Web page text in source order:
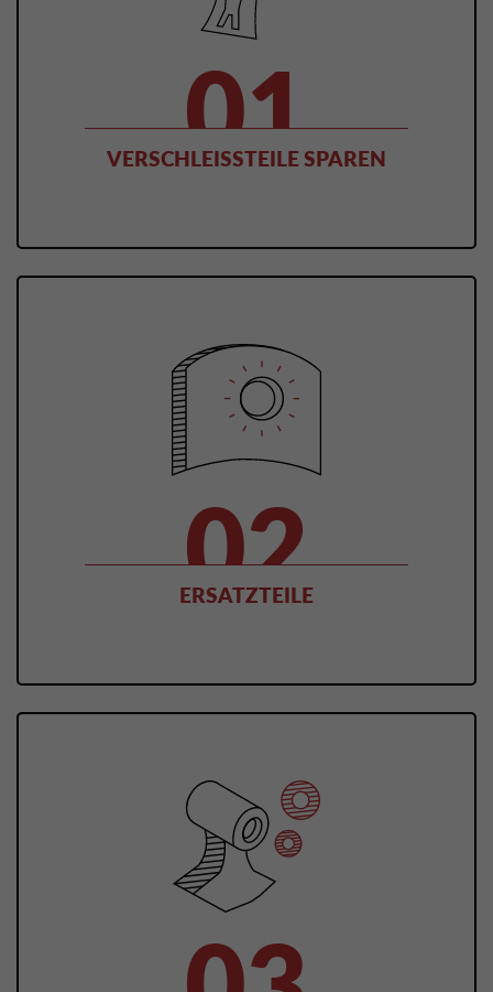
VERSCHLEISSTEILE SPAREN
ERSATZTEILE